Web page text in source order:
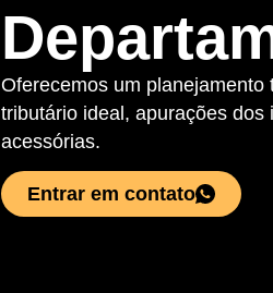
Oferecemos um
tributário ideal, apurações
acessórias.
Entrar em contato